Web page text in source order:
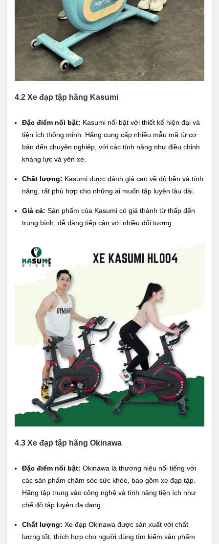
4.2 Xe đạp tập hãng Kasumi
Đặc điểm nổi bật: Kasumi nổi bật với thiết kế hiện đại và
tiện ích thông minh. Hãng cung cấp nhiều mẫu mã từ cơ
bản đến chuyên nghiệp, với các tính năng như điều chỉnh
kháng lực và yên xe.
Chất lượng: Kasumi được đánh giá cao về độ bền và tính
năng, rất phù hợp cho những ai muốn tập luyện lâu dài.
Giá cả: Sản phẩm của Kasumi có giá thành từ thấp đến
trung bình, dễ dàng tiếp cận với nhiều đối tượng.
4.3 Xe đạp tập hãng Okinawa
Đặc điểm nổi bật: Okinawa là thương hiệu nổi tiếng với
các sản phẩm chăm sóc sức khỏe, bao gồm xe đạp tập.
Hãng tập trung vào công nghệ và tính năng tiện ích như
chế độ tập luyện đa dạng.
Chất lượng: Xe đạp Okinawa được sản xuất với chất
lượng tốt, thích hợp cho người dùng tìm kiếm sản phẩm